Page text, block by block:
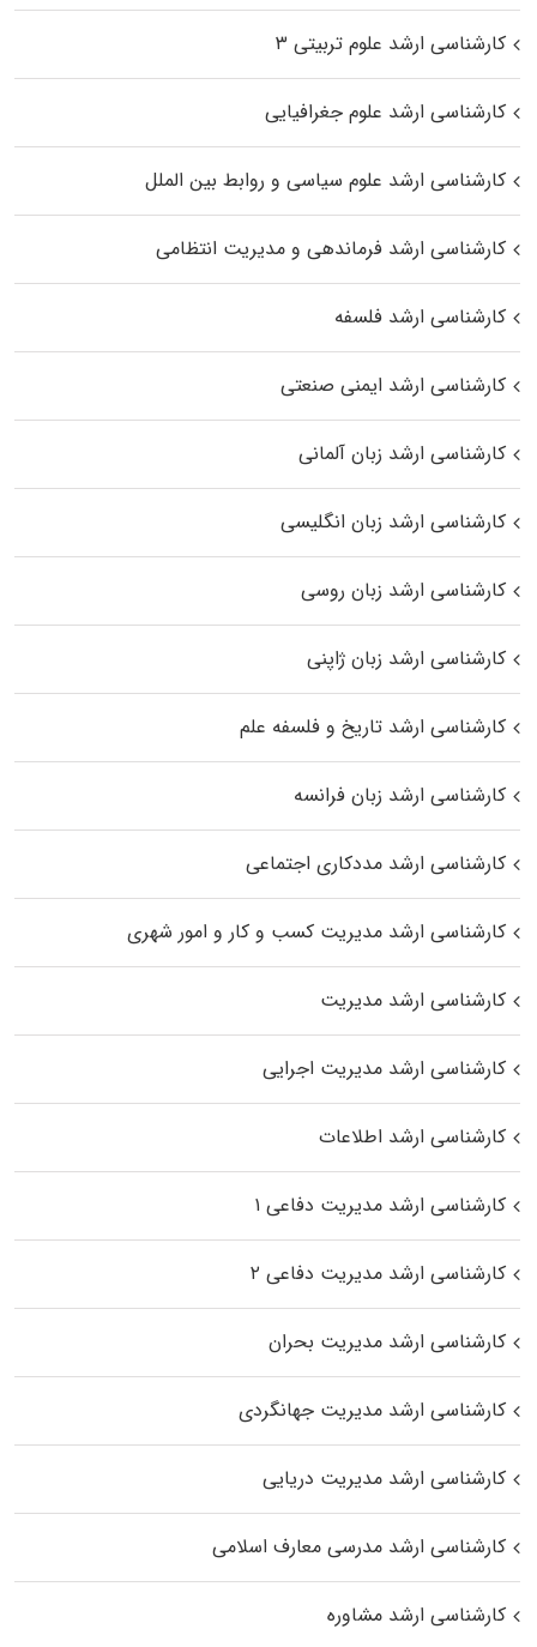
کارشناسی ارشد علوم تربیتی ۳
کارشناسی ارشد علوم جغرافیایی
کارشناسی ارشد علوم سیاسی و روابط بین الملل
کارشناسی ارشد فرماندهی و مدیریت انتظامی
کارشناسی ارشد فلسفه
کارشناسی ارشد ایمنی صنعتی
کارشناسی ارشد زبان آلمانی
کارشناسی ارشد زبان انگلیسی
کارشناسی ارشد زبان روسی
کارشناسی ارشد زبان ژاپنی
کارشناسی ارشد تاریخ و فلسفه علم
کارشناسی ارشد زبان فرانسه
کارشناسی ارشد مددکاری اجتماعی
کارشناسی ارشد مدیریت کسب و کار و امور شهری
کارشناسی ارشد مدیریت
کارشناسی ارشد مدیریت اجرایی
کارشناسی ارشد اطلاعات
کارشناسی ارشد مدیریت دفاعی ۱
کارشناسی ارشد مدیریت دفاعی ۲
کارشناسی ارشد مدیریت بحران
کارشناسی ارشد مدیریت جهانگردی
کارشناسی ارشد مدیریت دریایی
کارشناسی ارشد مدرسی معارف اسلامی
کارشناسی ارشد مشاوره